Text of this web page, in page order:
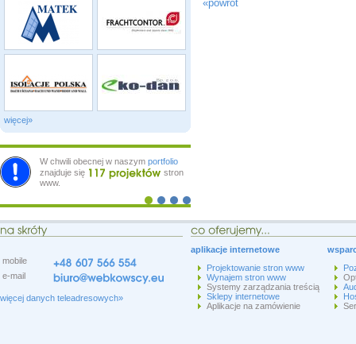
więcej»
W chwili obecnej w naszym portfolio
znajduje się
stron
www.
«powrót
mobile
e-mail
więcej danych teleadresowych»
aplikacje internetowe
Projektowanie stron www
Wynajem stron www
Systemy zarządzania treścią
Sklepy internetowe
Aplikacje na zamówienie